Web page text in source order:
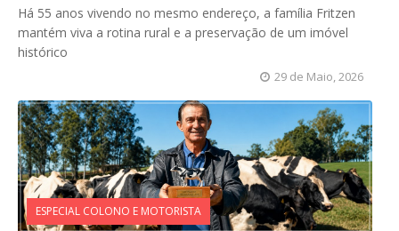
Há 55 anos vivendo no mesmo endereço, a família Fritzen
mantém viva a rotina rural e a preservação de um imóvel
histórico
29 de Maio, 2026
ESPECIAL COLONO E MOTORISTA